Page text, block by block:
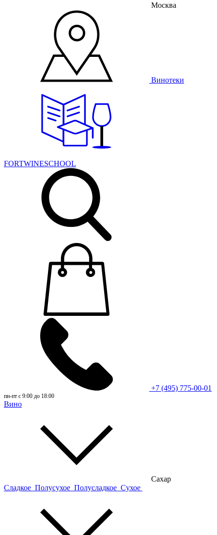
Москва
Винотеки
FORTWINESCHOOL
+7 (495) 775-00-01
пн-пт с 9:00 до 18:00
Вино
Сахар
Сладкое Полусухое Полусладкое Сухое